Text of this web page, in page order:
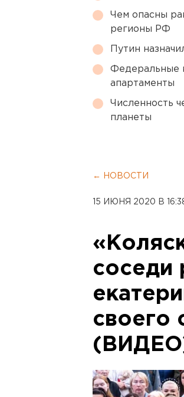
Чем опасны
регионы РФ
Путин
Федеральные
апартаменты
Численность
планеты
← НОВОСТИ
15 ИЮНЯ 2020 В
соседи
своего